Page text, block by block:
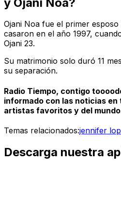
Ojani Noa fue el primer
casaron en el año 1997,
Ojani 23.
Su matrimonio solo duró 11
su separación.
Radio Tiempo, contigo
informado con las noticias
artistas favoritos y del
Temas relacionados:jennifer
Descarga nuestra